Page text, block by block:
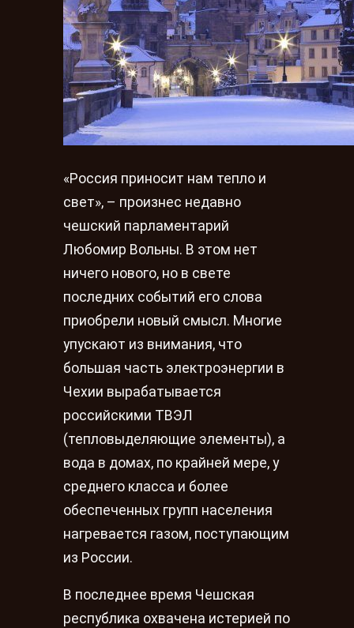
«Россия приносит нам тепло и
свет», – произнес недавно
чешский парламентарий
Любомир Вольны. В этом нет
ничего нового, но в свете
последних событий его слова
приобрели новый смысл. Многие
упускают из внимания, что
большая часть электроэнергии в
Чехии вырабатывается
российскими ТВЭЛ
(тепловыделяющие элементы), а
вода в домах, по крайней мере, у
среднего класса и более
обеспеченных групп населения
нагревается газом, поступающим
из России.
В последнее время Чешская
республика охвачена истерией по